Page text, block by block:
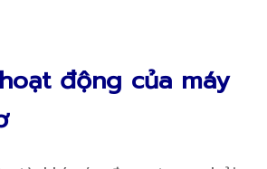
động của máy